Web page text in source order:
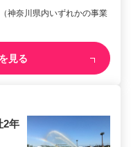
神奈川県内いずれかの事業
見る
2年